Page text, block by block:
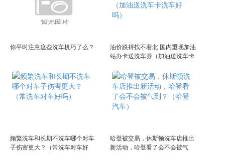
你平时注意这些洗车机巧了么？
油价跌得找不着北 国内重现加油
站办卡送洗车券（加油送洗车卡
频繁洗车和长期不洗车哪个对车
子伤害更大？（常洗车对车好
哈登被交易，休斯顿洗车店推出
新活动，哈登看了会不会被气